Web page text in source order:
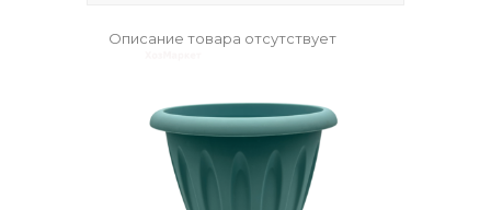
Описание товара отсутствует